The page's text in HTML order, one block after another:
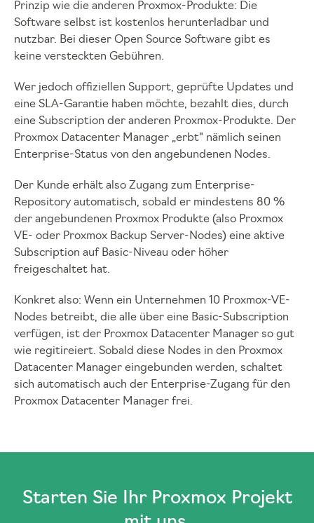
Prinzip wie die anderen Proxmox-Produkte: Die
Software selbst ist kostenlos herunterladbar und
nutzbar. Bei dieser Open Source Software gibt es
keine versteckten Gebühren.
Wer jedoch offiziellen Support, geprüfte Updates und
eine SLA-Garantie haben möchte, bezahlt dies, durch
eine Subscription der anderen Proxmox-Produkte. Der
Proxmox Datacenter Manager „erbt" nämlich seinen
Enterprise-Status von den angebundenen Nodes.
Der Kunde erhält also Zugang zum Enterprise-
Repository automatisch, sobald er mindestens 80 %
der angebundenen Proxmox Produkte (also Proxmox
VE- oder Proxmox Backup Server-Nodes) eine aktive
Subscription auf Basic-Niveau oder höher
freigeschaltet hat.
Konkret also: Wenn ein Unternehmen 10 Proxmox-VE-
Nodes betreibt, die alle über eine Basic-Subscription
verfügen, ist der Proxmox Datacenter Manager so gut
wie regitireiert. Sobald diese Nodes in den Proxmox
Datacenter Manager eingebunden werden, schaltet
sich automatisch auch der Enterprise-Zugang für den
Proxmox Datacenter Manager frei.
Starten Sie Ihr Proxmox Projekt